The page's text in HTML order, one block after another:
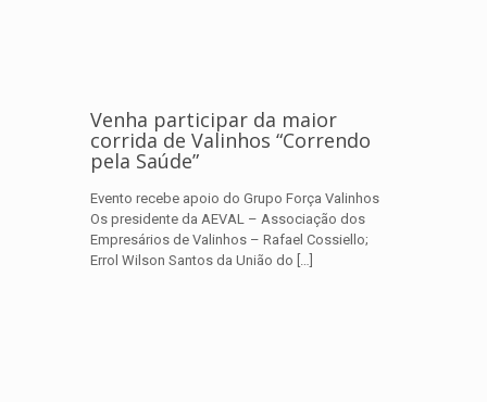
Venha participar da maior
corrida de Valinhos “Correndo
pela Saúde”
Evento recebe apoio do Grupo Força Valinhos
Os presidente da AEVAL – Associação dos
Empresários de Valinhos – Rafael Cossiello;
Errol Wilson Santos da União do […]